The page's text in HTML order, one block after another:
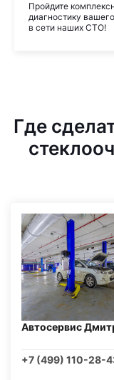
Пройдите
диагностику
в сети наших СТО!
Где
Автосервис
+7 (499) 110-28-